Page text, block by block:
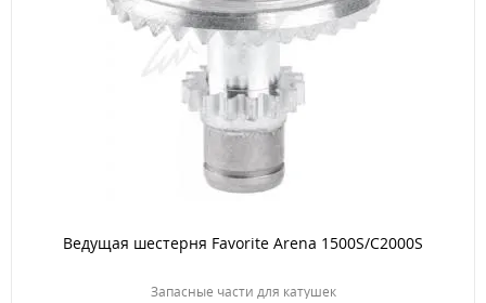
Ведущая шестерня Favorite Arena 1500S/C2000S
Запасные части для катушек